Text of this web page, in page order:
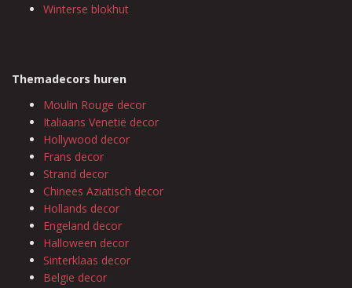
Winterse blokhut
Themadecors huren
Moulin Rouge decor
Italiaans Venetië decor
Hollywood decor
Frans decor
Strand decor
Chinees Aziatisch decor
Hollands decor
Engeland decor
Halloween decor
Sinterklaas decor
Belgie decor